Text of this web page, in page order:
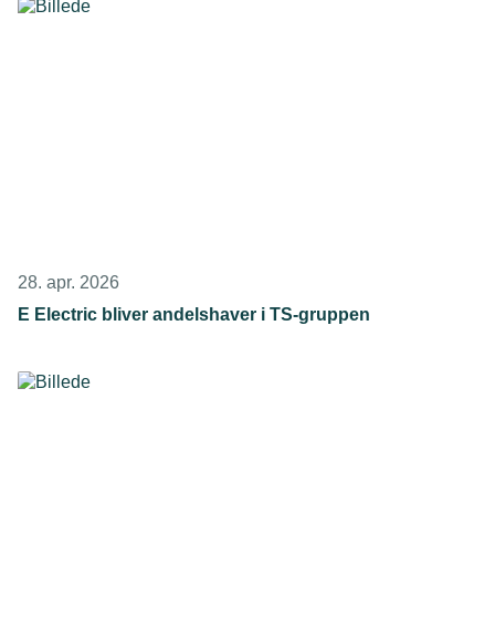
28. apr. 2026
E Electric bliver andelshaver i TS-gruppen